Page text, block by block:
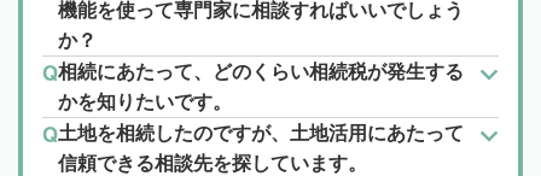
機能を使って専門家に相談すればいいでしょう
か？
相続にあたって、どのくらい相続税が発生する
かを知りたいです。
土地を相続したのですが、土地活用にあたって
信頼できる相談先を探しています。